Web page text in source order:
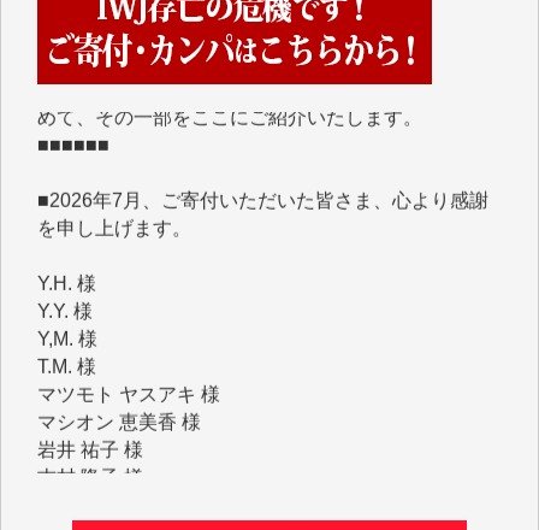
IWJには、ご寄付・カンパをいただいた方々より、た
くさんの応援のメッセージが届いています。感謝を込
めて、その一部をここにご紹介いたします。
■2026年7月、ご寄付いただいた皆さま、心より感謝
Y.H. 様
Y,M. 様
T.M. 様
マツモト ヤスアキ 様
マシオン 恵美香 様
岩井 祐子 様
吉村 隆子 様
新城 靖 様
T.Y. 様